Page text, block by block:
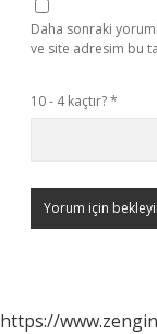
Daha sonraki
ve site adresim bu
10 - 4 kaçtır?*
https://